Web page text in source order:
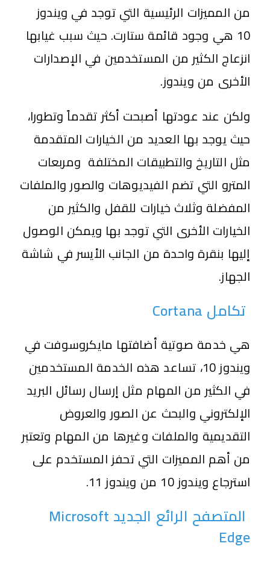
من المميزات الرئيسية التي توجد في ويندوز
10 هي وجود قائمة ستارت. حيث سبب غيابها
انزعاج الكثير من المستخدمين في الإصدارات
الأخرى من ويندوز.
ولكن عند عودتها أصبحت أكثر تقدماً وتطورا،
حيث يوجد بها العديد من الخيارات المتقدمة
مثل التاريخ والتطبيقات المختلفة ومربعات
المترو التي تضم الفيديوهات والصور والملفات
المفضلة وثلاث خيارات للقفل والكثير من
الخيارات الأخرى التي توجد بها ويمكن الوصول
إليها بنقرة واحدة من الجانب الأيسر في شاشة
الجهاز.
تكامل Cortana
هي خدمة صوتية أضافتها مايكروسوفت في
ويندوز 10، تساعد هذه الخدمة المستخدمين
في الكثير من المهام مثل إرسال رسائل البريد
الإلكتروني والبحث عن الصور والعروض
التقديمية والملفات وغيرها من المهام وتعتبر
من أهم المميزات التي تحفز المستخدم على
استرجاع ويندوز 10 من ويندوز 11.
المتصفح الرائع الجديد Microsoft
Edge